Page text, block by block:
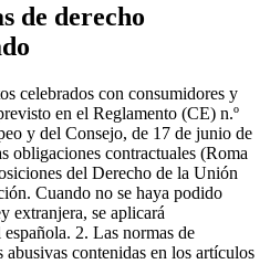
de derecho
celebrados con consumidores y
en el Reglamento (CE) n.º
y del Consejo, de 17 de junio de
obligaciones contractuales (Roma
del Derecho de la Unión
Cuando no se haya podido
extranjera, se aplicará
2. Las normas de
contenidas en los artículos